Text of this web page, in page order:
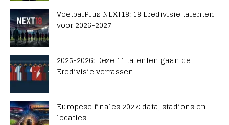
VoetbalPlus NEXT18: 18 Eredivisie talenten
voor 2026-2027
2025-2026: Deze 11 talenten gaan de
Eredivisie verrassen
Europese finales 2027: data, stadions en
locaties